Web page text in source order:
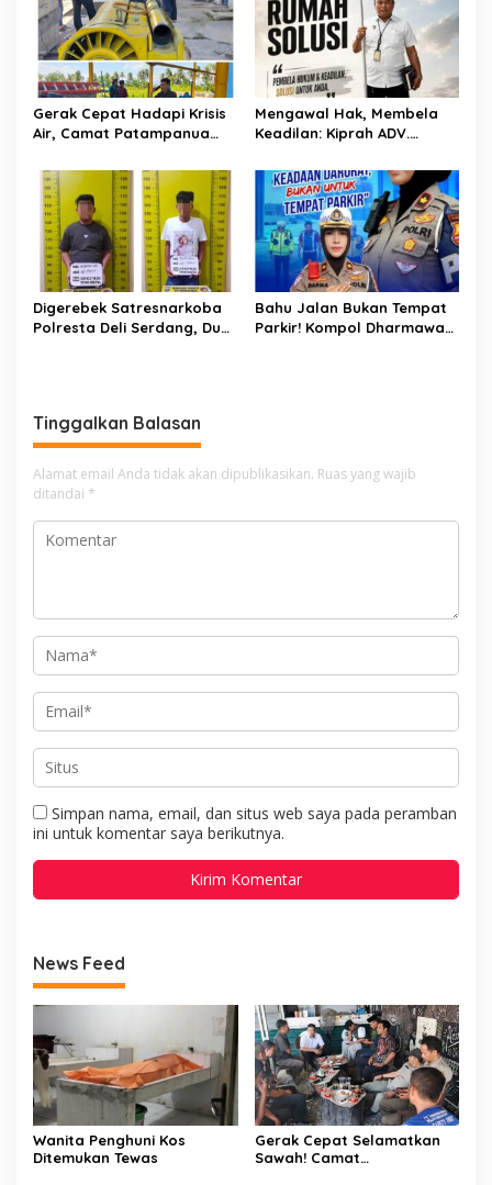
Sawitto Menulis
Gerak Cepat Hadapi Krisis
Air, Camat Patampanua
Demi Selamatkan Ribuan
Hektare Sawah Warga
Mengawal Hak, Membela
Keadilan: Kiprah ADV.
Solusi
Digerebek Satresnarkoba
Polresta Deli Serdang, Dua
Bahu Jalan Bukan Tempat
Parkir! Kompol Dharmawati
Tinggalkan Balasan
Alamat email Anda tidak akan dipublikasikan. Ruas yang wajib
ditandai *
Simpan nama, email, dan situs web saya pada peramban
ini untuk komentar saya berikutnya.
News Feed
Wanita Penghuni Kos
Ditemukan Tewas
Gerak Cepat Selamatkan
Sawah! Camat